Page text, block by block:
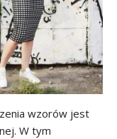
wzorów jest
W tym